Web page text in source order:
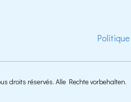
droits réservés. Alle Rechte vorbehalten.